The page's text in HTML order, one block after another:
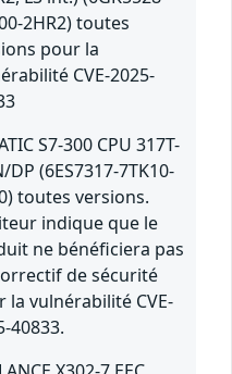
2HR2) toutes
pour la
CVE-2025-
S7-300 CPU 317T-
DP (6ES7317-7TK10-
toutes versions.
indique que le
ne bénéficiera pas
de sécurité
la vulnérabilité CVE-
40833.